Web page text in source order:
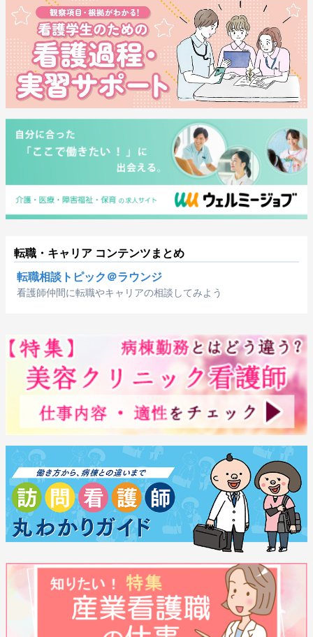
転職・キャリア コンテンツまとめ
転職相談トピック＠ラウンジ
看護師仲間に転職やキャリアの相談してみよう